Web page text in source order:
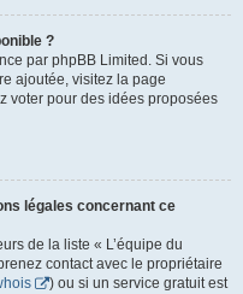
?
par phpBB Limited. Si vous
ajoutée, visitez la page
voter pour des idées proposées
légales concernant ce
de la liste « L’équipe du
contact avec le propriétaire
) ou si un service gratuit est